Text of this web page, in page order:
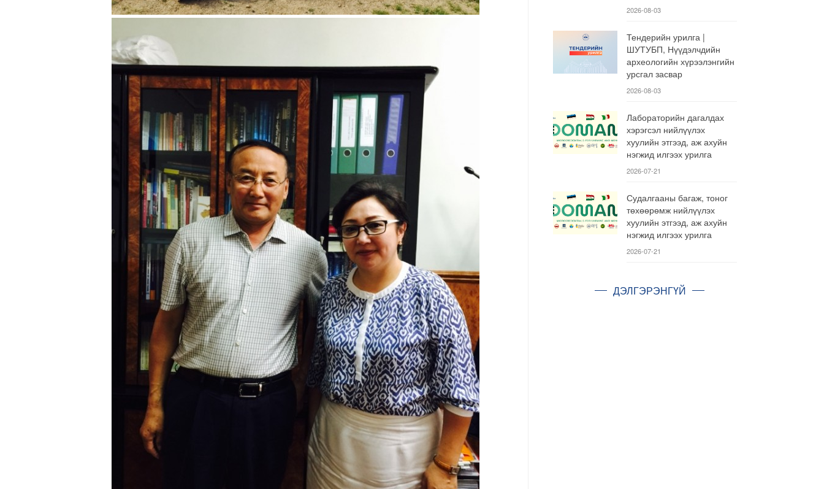
2026-08-03
Тендерийн урилга |
ШУТУБП, Нүүдэлчдийн
археологийн хүрээлэнгийн
урсгал засвар
2026-08-03
Лабораторийн дагалдах
хэрэгсэл нийлүүлэх
хуулийн этгээд, аж ахуйн
нэгжид илгээх урилга
2026-07-21
Судалгааны багаж, тоног
төхөөрөмж нийлүүлэх
хуулийн этгээд, аж ахуйн
нэгжид илгээх урилга
2026-07-21
ДЭЛГЭРЭНГҮЙ